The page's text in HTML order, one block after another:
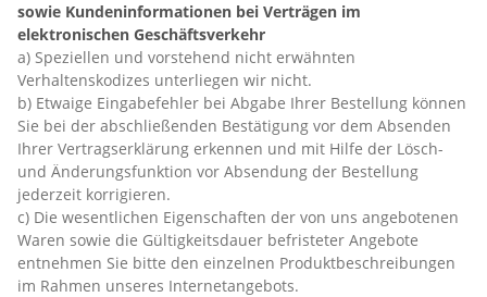
sowie Kundeninformationen bei Verträgen im
elektronischen Geschäftsverkehr
a) Speziellen und vorstehend nicht erwähnten
Verhaltenskodizes unterliegen wir nicht.
b) Etwaige Eingabefehler bei Abgabe Ihrer Bestellung können
Sie bei der abschließenden Bestätigung vor dem Absenden
Ihrer Vertragserklärung erkennen und mit Hilfe der Lösch-
und Änderungsfunktion vor Absendung der Bestellung
jederzeit korrigieren.
c) Die wesentlichen Eigenschaften der von uns angebotenen
Waren sowie die Gültigkeitsdauer befristeter Angebote
entnehmen Sie bitte den einzelnen Produktbeschreibungen
im Rahmen unseres Internetangebots.